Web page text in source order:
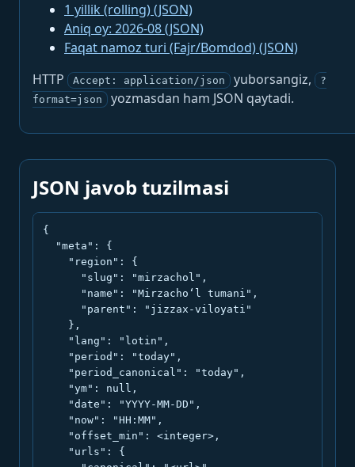
1 yillik (rolling) (JSON)
Aniq oy: 2026-08 (JSON)
Faqat namoz turi (Fajr/Bomdod) (JSON)
HTTP
Accept: application/json yuborsangiz,
?
format=json
yozmasdan ham JSON qaytadi.
JSON javob tuzilmasi
{
  "meta": {
    "region": {
      "slug": "mirzachol",
      "name": "Mirzacho‘l tumani",
      "parent": "jizzax-viloyati"
    },
    "lang": "lotin",
    "period": "today",
    "period_canonical": "today",
    "ym": null,
    "date": "YYYY-MM-DD",
    "now": "HH:MM",
    "offset_min": <integer>,
    "urls": {